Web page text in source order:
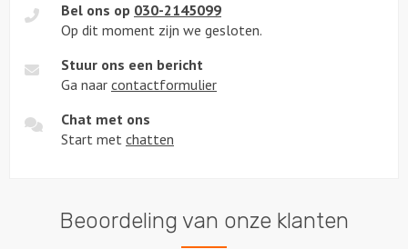
Bel ons op 030-2145099
Op dit moment zijn we gesloten.
Stuur ons een bericht
Ga naar contactformulier
Chat met ons
Start met chatten
Beoordeling van onze klanten